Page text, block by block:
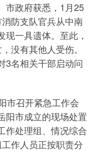
政府获悉，1月25
防支队官兵从中南
一具遗体。至此，
没有其他人受伤。
3名相关干部启动问
召开紧急工作会
阳市成立的现场处置
作处理组、情况综合
作人员正按职责分